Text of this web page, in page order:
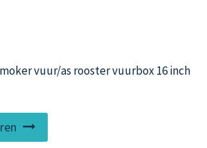
vuur/as rooster vuurbox 16 inch
product